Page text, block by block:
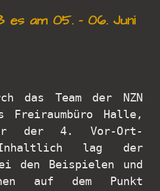
es am05. - 06. Juni
das Team der NZN
Freiraumbüro Halle,
der 4. Vor-Ort-
lag der
den Beispielen und
auf dem Punkt